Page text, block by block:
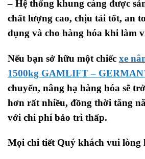
– Hệ thống khung càng được
chất lượng cao, chịu tải tốt, an
dụng và cho hàng hóa khi làm
Nếu bạn sở hữu một chiếc xe
1500kg GAMLIFT –
chuyển, nâng hạ hàng hóa sẽ
hơn rất nhiều, đồng thời tăng
với chi phí bảo trì thấp.
Mọi chi tiết Quý khách vui lòng